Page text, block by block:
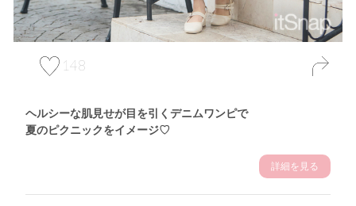
148
ヘルシーな肌見せが目を引くデニムワンピで
夏のピクニックをイメージ♡
詳細を見る